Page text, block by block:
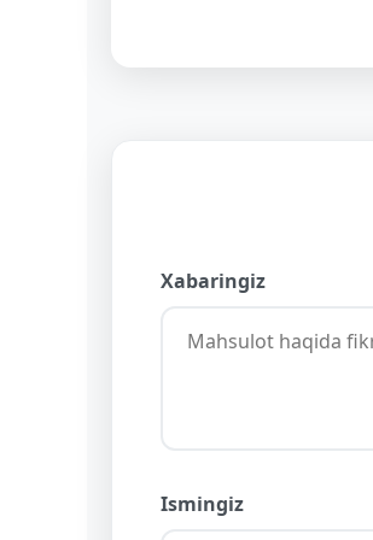
Xabaringiz
Ismingiz